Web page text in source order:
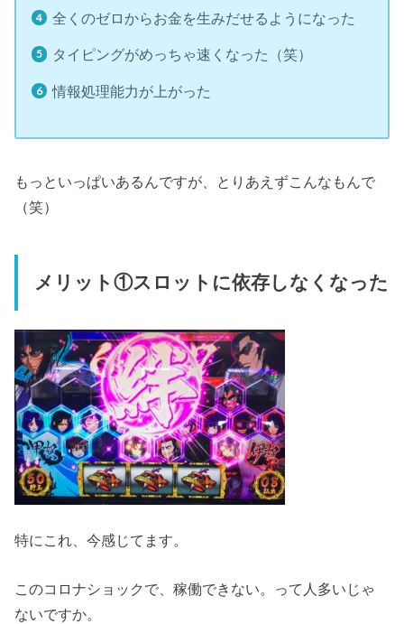
全くのゼロからお金を生みだせるようになった
タイピングがめっちゃ速くなった（笑）
情報処理能力が上がった
もっといっぱいあるんですが、とりあえずこんなもんで
（笑）
メリット①スロットに依存しなくなった
特にこれ、今感じてます。
このコロナショックで、稼働できない。って人多いじゃ
ないですか。